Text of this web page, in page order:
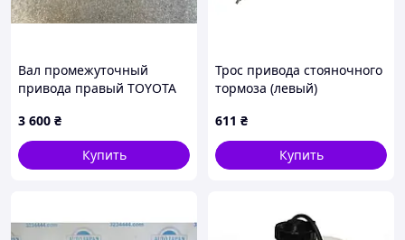
Вал промежуточный
привода правый TOYOTA
06A20
3 600 ₴
Купить
Трос привода стояночного
тормоза (левый)
3EB3051110
611 ₴
Купить